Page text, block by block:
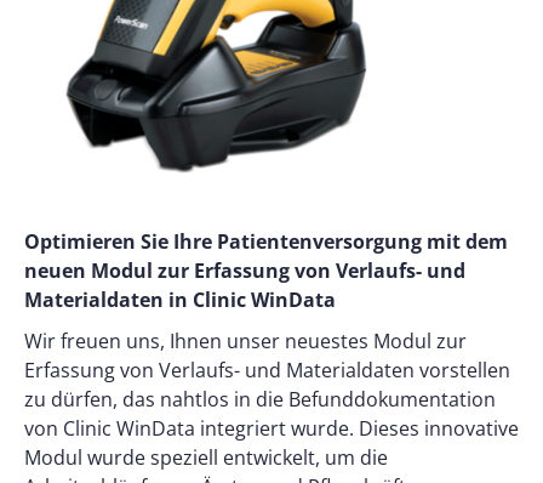
Optimieren Sie Ihre Patientenversorgung mit dem
neuen Modul zur Erfassung von Verlaufs- und
Materialdaten in Clinic WinData
Wir freuen uns, Ihnen unser neuestes Modul zur
Erfassung von Verlaufs- und Materialdaten vorstellen
zu dürfen, das nahtlos in die Befunddokumentation
von Clinic WinData integriert wurde. Dieses innovative
Modul wurde speziell entwickelt, um die